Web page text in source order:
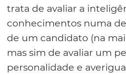
trata de avaliar a
conhecimentos numa
de um candidato (na
mas sim de avaliar um
personalidade e